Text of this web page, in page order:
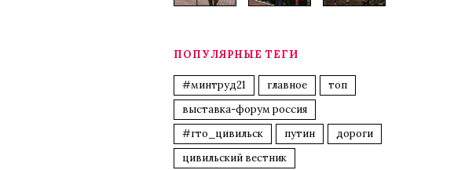
ПОПУЛЯРНЫЕ ТЕГИ
#минтруд21 главное
топ
выставка-форум россия
#гто_цивильск
путин
дороги
цивильский вестник